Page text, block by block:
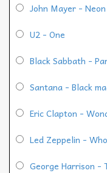
John Mayer - Neon
U2 - One
Black Sabbath -
Santana - Black
Eric Clapton -
Led Zeppelin -
George Harrison -